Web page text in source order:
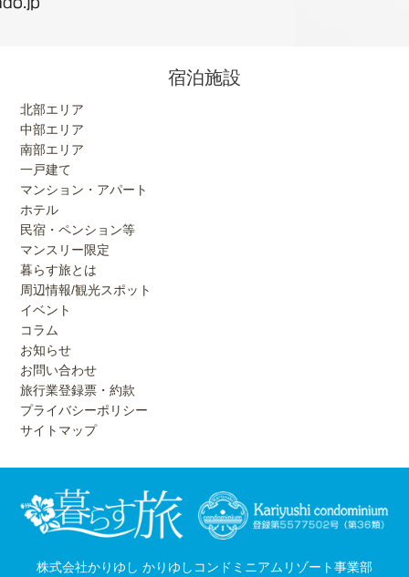
宿泊施設
北部エリア
中部エリア
南部エリア
一戸建て
マンション・アパート
ホテル
民宿・ペンション等
マンスリー限定
暮らす旅とは
周辺情報/観光スポット
イベント
コラム
お知らせ
お問い合わせ
旅行業登録票・約款
プライバシーポリシー
サイトマップ
株式会社かりゆし かりゆしコンドミニアムリゾート事業部